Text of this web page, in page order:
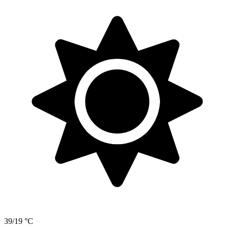
39/19 °C